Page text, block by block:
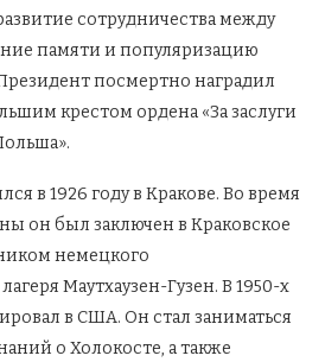
сотрудничества между
памяти и популяризацию
посмертно наградил
крестом ордена «За заслуги
в 1926 году в Кракове. Во время
он был заключен в Краковское
немецкого
Маутхаузен-Гузен. В 1950-х
в США. Он стал заниматься
о Холокосте, а также